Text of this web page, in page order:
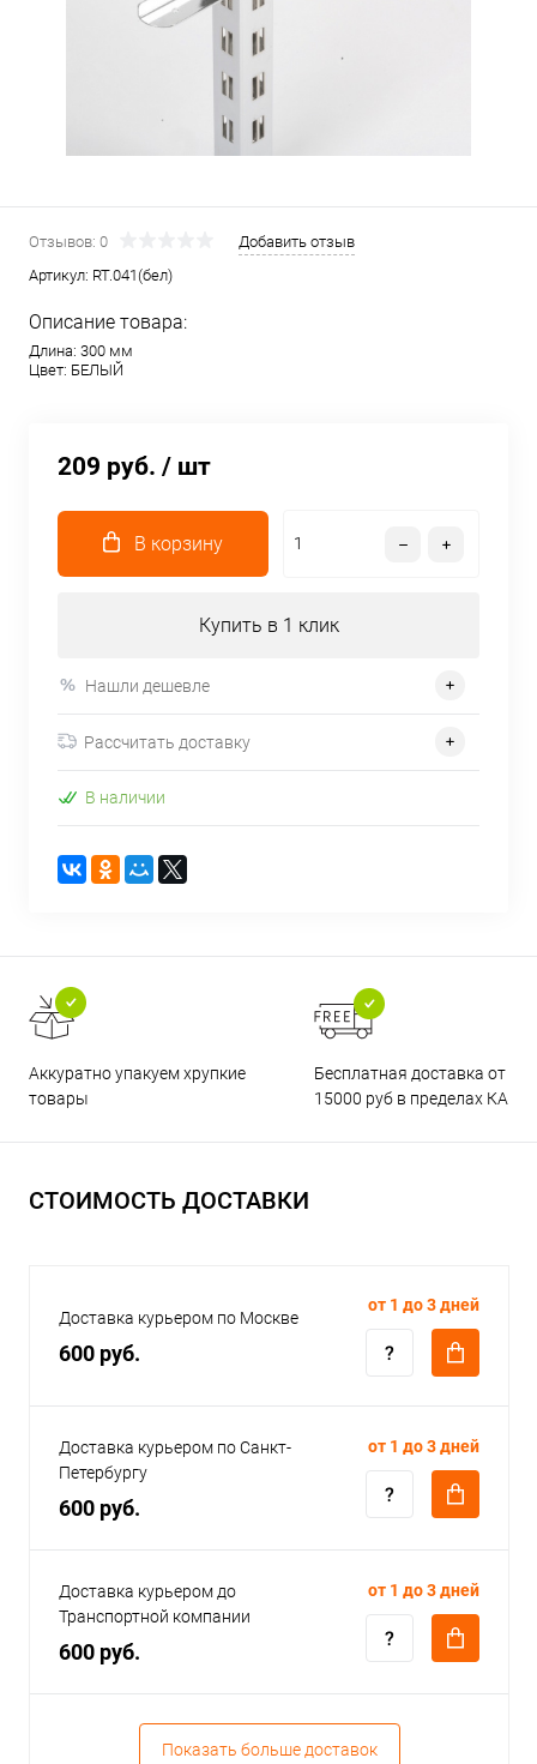
Отзывов: 0
Добавить отзыв
Артикул: RT.041(бел)
Описание товара:
Длина: 300 мм
Цвет: БЕЛЫЙ
209 руб. / шт
В корзину
Купить в 1 клик
Нашли дешевле
Рассчитать доставку
В наличии
Аккуратно упакуем хрупкие
товары
Бесплатная доставка от
15000 руб в пределах КАД
СТОИМОСТЬ ДОСТАВКИ
Доставка курьером по Москве
600 руб.
от 1 до 3 дней
Доставка курьером по Санкт-
Петербургу
600 руб.
от 1 до 3 дней
Доставка курьером до
Транспортной компании
600 руб.
от 1 до 3 дней
Показать больше доставок